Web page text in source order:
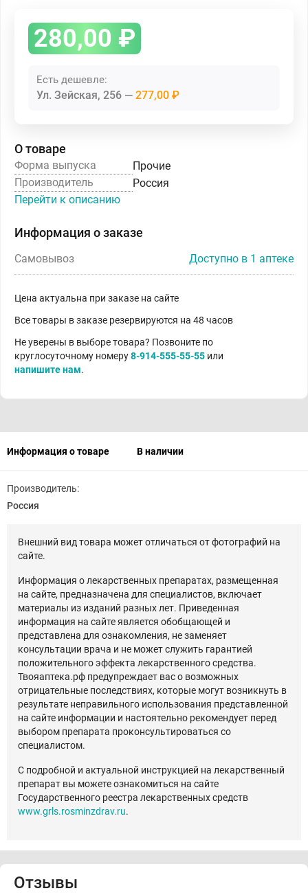
280,00 ₽
Есть дешевле:
Ул. Зейская, 256 277,00 ₽
О товаре
Форма выпуска
Прочие
Производитель
Россия
Перейти к описанию
Информация о заказе
Самовывоз Доступно в 1 аптеке
Цена актуальна при заказе на сайте
Все товары в заказе резервируются на 48 часов
Не уверены в выборе товара? Позвоните по
круглосуточному номеру8-914-555-55-55 или
напишите нам.
Информация о товаре В наличии
Производитель:
Россия
Внешний вид товара может отличаться от фотографий на
сайте.
Информация о лекарственных препаратах, размещенная
на сайте, предназначена для специалистов, включает
материалы из изданий разных лет. Приведенная
информация на сайте является обобщающей и
представлена для ознакомления, не заменяет
консультации врача и не может служить гарантией
положительного эффекта лекарственного средства.
Твояаптека.рф предупреждает вас о возможных
отрицательные последствиях, которые могут возникнуть в
результате неправильного использования представленной
на сайте информации и настоятельно рекомендует перед
выбором препарата проконсультироваться со
специалистом.
С подробной и актуальной инструкцией на лекарственный
препарат вы можете ознакомиться на сайте
Государственного реестра лекарственных средств
www.grls.rosminzdrav.ru.
Отзывы